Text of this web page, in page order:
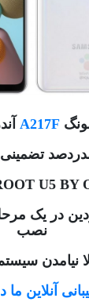
A217F
تضمینی
U5 BY
در یک
نصب
نیامدن
آنلاین ما